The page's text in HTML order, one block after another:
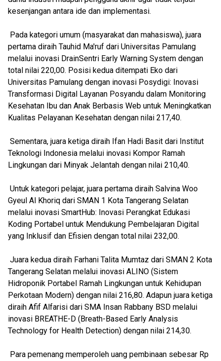
kesenjangan antara ide dan implementasi.
Pada kategori umum (masyarakat dan mahasiswa), juara
pertama diraih Tauhid Ma'ruf dari Universitas Pamulang
melalui inovasi DrainSentri Early Warning System dengan
total nilai 220,00. Posisi kedua ditempati Eko dari
Universitas Pamulang dengan inovasi Posydigi: Inovasi
Transformasi Digital Layanan Posyandu dalam Monitoring
Kesehatan Ibu dan Anak Berbasis Web untuk Meningkatkan
Kualitas Pelayanan Kesehatan dengan nilai 217,40.
Sementara, juara ketiga diraih Ifan Hadi Basit dari Institut
Teknologi Indonesia melalui inovasi Kompor Ramah
Lingkungan dari Minyak Jelantah dengan nilai 210,40.
Untuk kategori pelajar, juara pertama diraih Salvina Woo
Gyeul Al Khoriq dari SMAN 1 Kota Tangerang Selatan
melalui inovasi SmartHub: Inovasi Perangkat Edukasi
Koding Portabel untuk Mendukung Pembelajaran Digital
yang Inklusif dan Efisien dengan total nilai 232,00.
Juara kedua diraih Farhani Talita Mumtaz dari SMAN 2 Kota
Tangerang Selatan melalui inovasi ALINO (Sistem
Hidroponik Portabel Ramah Lingkungan untuk Kehidupan
Perkotaan Modern) dengan nilai 216,80. Adapun juara ketiga
diraih Afif Alfarisi dari SMA Insan Rabbany BSD melalui
inovasi BREATHE-D (Breath-Based Early Analysis
Technology for Health Detection) dengan nilai 214,30.
Para pemenang memperoleh uang pembinaan sebesar Rp